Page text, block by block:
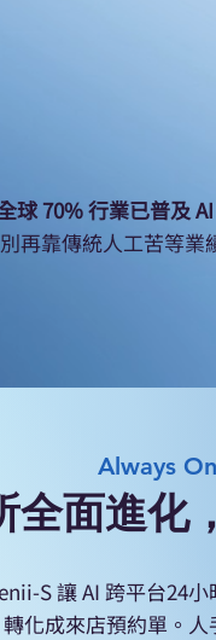
球 70% 行業已普及 AI
再靠傳統人工苦等業
點擊
Always
全面進化
S 讓 AI 跨平台24
轉化成來店預約單。人